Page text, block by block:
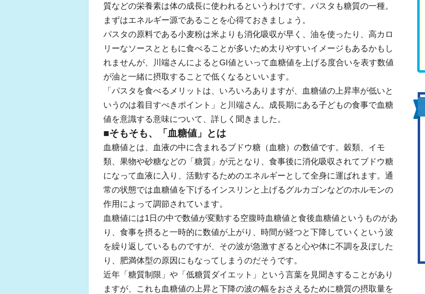
質などの栄養素は体の成長に使われるというわけです。パスタも糖質の一種。
まずはエネルギー源であることを心得ておきましょう。
パスタの原料である小麦粉は米よりも消化吸収が早く、油を使ったり、高カロ
リーなソースとともに食べることが多いため太りやすいイメージもあるかもし
れませんが、川端さんによるとGI値といって血糖値を上げる度合いを表す数値
が油と一緒に摂取することで低くなるといいます。
「パスタを食べるメリットは、いろいろありますが、血糖値の上昇率が低いと
いうのは着目すべきポイント」と川端さん。成長期にある子どもの食事で血糖
値を意識する意味について、詳しく聞きました。
■そもそも、「血糖値」とは
血糖値とは、血液の中に含まれるブドウ糖（血糖）の数値です。穀類、イモ
類、果物や砂糖などの「糖質」が元となり、食事後に消化吸収されてブドウ糖
になって血液に入り、活動するためのエネルギーとして全身に運ばれます。通
常の状態では血糖値を下げるインスリンと上げるグルカゴンなどのホルモンの
作用によって調節されています。
血糖値には1日の中で数値が変動する空腹時血糖値と食後血糖値というものがあ
り、食事を摂ると一時的に数値が上がり、時間が経つと下降していくという波
を繰り返しているものですが、その波が急激すぎると心や体に不調を及ぼした
り、肥満体型の原因にもなってしまうのだそうです。
近年「糖質制限」や「低糖質ダイエット」という言葉を見聞きすることがあり
ますが、これも血糖値の上昇と下降の波の幅をおさえるために糖質の摂取量を